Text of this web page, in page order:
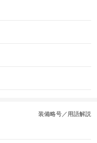
装備略号／用語解説